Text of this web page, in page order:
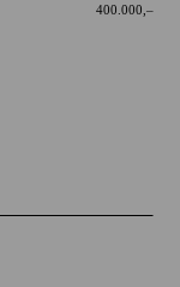
ve výši 400.000,–
ve výši
ve výši